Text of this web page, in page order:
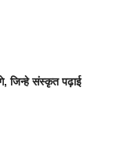
जिन्हे संस्कृत पढ़ाई